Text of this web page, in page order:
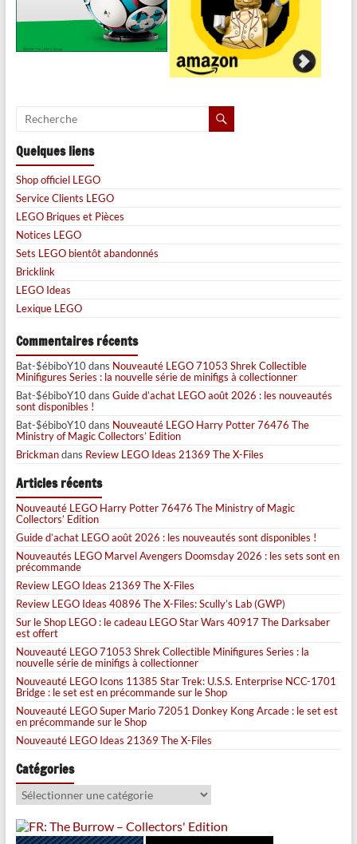
Quelques liens
Shop officiel LEGO
Service Clients LEGO
LEGO Briques et Pièces
Notices LEGO
Sets LEGO bientôt abandonnés
Bricklink
LEGO Ideas
Lexique LEGO
Commentaires récents
Bat-$ébiboY10dans Nouveauté LEGO 71053 Shrek Collectible
Minifigures Series : la nouvelle série de minifigs à collectionner
Bat-$ébiboY10dans Guide d’achat LEGO août 2026 : les nouveautés
sont disponibles !
Bat-$ébiboY10dans Nouveauté LEGO Harry Potter 76476 The
Ministry of Magic Collectors’ Edition
Brickmandans Review LEGO Ideas 21369 The X-Files
Articles récents
Nouveauté LEGO Harry Potter 76476 The Ministry of Magic
Collectors’ Edition
Guide d’achat LEGO août 2026 : les nouveautés sont disponibles !
Nouveautés LEGO Marvel Avengers Doomsday 2026 : les sets sont en
précommande
Review LEGO Ideas 21369 The X-Files
Review LEGO Ideas 40896 The X-Files: Scully’s Lab (GWP)
Sur le Shop LEGO : le cadeau LEGO Star Wars 40917 The Darksaber
est offert
Nouveauté LEGO 71053 Shrek Collectible Minifigures Series : la
nouvelle série de minifigs à collectionner
Nouveauté LEGO Icons 11385 Star Trek: U.S.S. Enterprise NCC-1701
Bridge : le set est en précommande sur le Shop
Nouveauté LEGO Super Mario 72051 Donkey Kong Arcade : le set est
en précommande sur le Shop
Nouveauté LEGO Ideas 21369 The X-Files
Catégories
Catégories